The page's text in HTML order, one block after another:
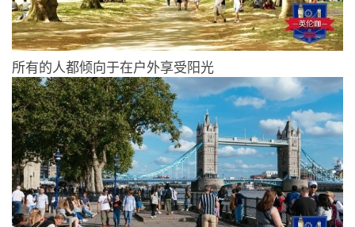
所有的人都倾向于在户外享受阳光